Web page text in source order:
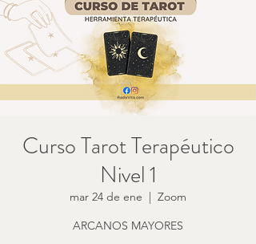
Curso Tarot Terapéutico
Nivel 1
mar 24 de ene
  |
Zoom
ARCANOS MAYORES